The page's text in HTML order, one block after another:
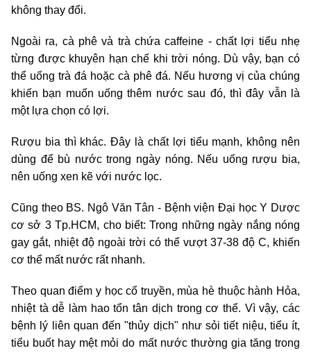
không thay đổi.
Ngoài ra, cà phê và trà chứa caffeine - chất lợi tiểu nhẹ
từng được khuyên hạn chế khi trời nóng. Dù vậy, bạn có
thể uống trà đá hoặc cà phê đá. Nếu hương vị của chúng
khiến bạn muốn uống thêm nước sau đó, thì đây vẫn là
một lựa chọn có lợi.
Rượu bia thì khác. Đây là chất lợi tiểu mạnh, không nên
dùng để bù nước trong ngày nóng. Nếu uống rượu bia,
nên uống xen kẽ với nước lọc.
Cũng theo BS. Ngô Văn Tân - Bệnh viện Đại học Y Dược
cơ sở 3 Tp.HCM, cho biết: Trong những ngày nắng nóng
gay gắt, nhiệt độ ngoài trời có thể vượt 37-38 độ C, khiến
cơ thể mất nước rất nhanh.
Theo quan điểm y học cổ truyền, mùa hè thuộc hành Hỏa,
nhiệt tà dễ làm hao tổn tân dịch trong cơ thể. Vì vậy, các
bệnh lý liên quan đến "thủy dịch" như sỏi tiết niệu, tiểu ít,
tiểu buốt hay mệt mỏi do mất nước thường gia tăng trong